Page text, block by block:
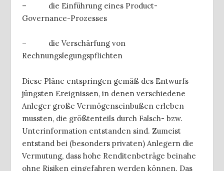
– die Einführung eines Product-
Governance-Prozesses
– die Verschärfung von
Rechnungslegungspflichten
Diese Pläne entspringen gemäß des Entwurfs
jüngsten Ereignissen, in denen verschiedene
Anleger große Vermögenseinbußen erleben
mussten, die größtenteils durch Falsch- bzw.
Unterinformation entstanden sind. Zumeist
entstand bei (besonders privaten) Anlegern die
Vermutung, dass hohe Renditenbeträge beinahe
ohne Risiken eingefahren werden können. Das